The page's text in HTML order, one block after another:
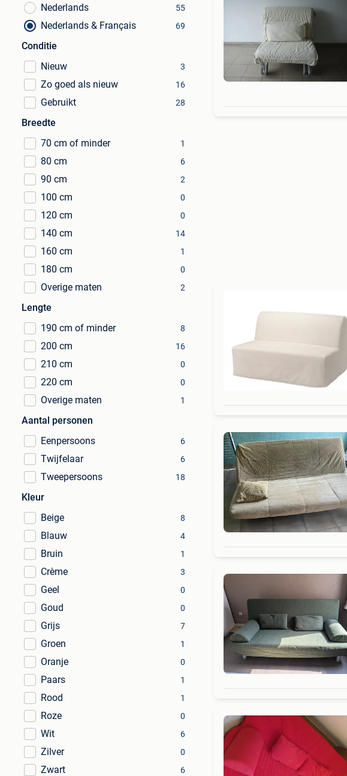
Nederlands 55
Nederlands & Français 69
Conditie
Nieuw
3
Zo goed als nieuw 16
Gebruikt 28
Breedte
70 cm of minder
1
80 cm 6
90 cm 2
100 cm 0
120 cm 0
140 cm 14
160 cm 1
180 cm 0
Overige maten 2
Lengte
190 cm of minder
8
200 cm 16
210 cm 0
220 cm 0
Overige maten 1
Aantal personen
Eenpersoons
6
Twijfelaar 6
Tweepersoons 18
Kleur
Beige
8
Blauw 4
Bruin 1
Crème 3
Geel 0
Goud 0
Grijs 7
Groen 1
Oranje 0
Paars 1
Rood 1
Roze 0
Wit 6
Zilver 0
Zwart 6